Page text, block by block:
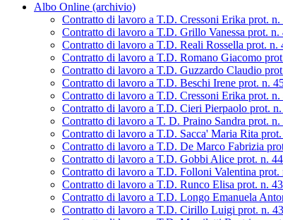
Albo Online (archivio)
Contratto di lavoro a T.D. Cressoni Erika prot. n.
Contratto di lavoro a T.D. Grillo Vanessa prot. n.
Contratto di lavoro a T.D. Reali Rossella prot. n.
Contratto di lavoro a T.D. Romano Giacomo
Contratto di lavoro a T.D. Guzzardo Claudio
Contratto di lavoro a T.D. Beschi Irene prot. n.
Contratto di lavoro a T.D. Cressoni Erika prot.
Contratto di lavoro a T.D. Cieri Pierpaolo prot.
Contratto di lavoro a T. D. Praino Sandra prot.
Contratto di lavoro a T.D. Sacca' Maria Rita
Contratto di lavoro a T.D. De Marco Fabrizia
Contratto di lavoro a T.D. Gobbi Alice prot. n.
Contratto di lavoro a T.D. Folloni Valentina prot.
Contratto di lavoro a T.D. Runco Elisa prot. n.
Contratto di lavoro a T.D. Longo Emanuela
Contratto di lavoro a T.D. Cirillo Luigi prot. n.